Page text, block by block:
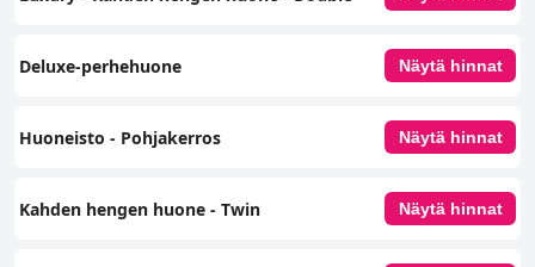
Deluxe-perhehuone Näytä hinnat
Huoneisto - Pohjakerros Näytä hinnat
Kahden hengen huone - Twin Näytä hinnat